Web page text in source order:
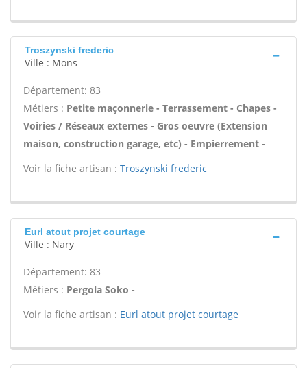
Troszynski frederic
Ville : Mons
Département: 83
Métiers : Petite maçonnerie - Terrassement - Chapes -
Voiries / Réseaux externes - Gros oeuvre (Extension
maison, construction garage, etc) - Empierrement -
Voir la fiche artisan : Troszynski frederic
Eurl atout projet courtage
Ville : Nary
Département: 83
Métiers : Pergola Soko -
Voir la fiche artisan : Eurl atout projet courtage